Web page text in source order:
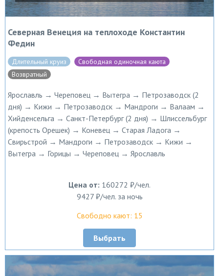
Северная Венеция на теплоходе Константин
Федин
Длительный круиз
Свободная одиночная каюта
Возвратный
Ярославль → Череповец → Вытегра → Петрозаводск (2
дня) → Кижи → Петрозаводск → Мандроги → Валаам →
Хийденсельга → Санкт-Петербург (2 дня) → Шлиссельбург
(крепость Орешек) → Коневец → Старая Ладога →
Свирьстрой → Мандроги → Петрозаводск → Кижи →
Вытегра → Горицы → Череповец → Ярославль
Цена от: 160272 ₽/чел.
9427 ₽/чел. за ночь
Свободно кают: 15
Выбрать